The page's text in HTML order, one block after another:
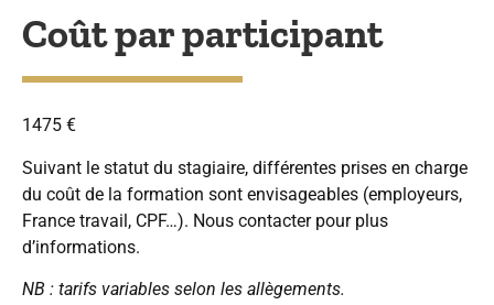
Coût par participant
1475 €
Suivant le statut du stagiaire, différentes prises en charge
du coût de la formation sont envisageables (employeurs,
France travail, CPF…). Nous contacter pour plus
d’informations.
NB : tarifs variables selon les allègements.